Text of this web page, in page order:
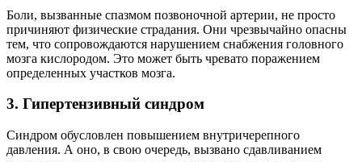
Боли, вызванные спазмом позвоночной артерии, не просто
причиняют физические страдания. Они чрезвычайно опасны
тем, что сопровождаются нарушением снабжения головного
мозга кислородом. Это может быть чревато поражением
определенных участков мозга.
3. Гипертензивный синдром
Синдром обусловлен повышением внутричерепного
давления. А оно, в свою очередь, вызвано сдавливанием